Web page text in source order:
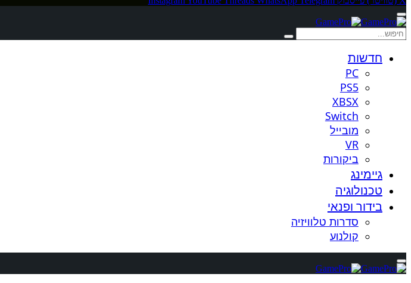
חדשות
PC
PS5
XBSX
Switch
מובייל
VR
ביקורות
גיימינג
טכנולוגיה
בידור ופנאי
סדרות טלוויזיה
קולנוע